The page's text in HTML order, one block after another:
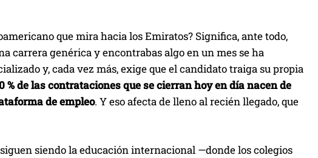
que mira hacia los Emiratos? Significa, ante todo,
carrera genérica y encontrabas algo en un mes se ha
y, cada vez más, exige que el candidato traiga su propia
de las contrataciones que se cierran hoy en día nacen de
de empleo. Y eso afecta de lleno al recién llegado, que
siendo la educación internacional —donde los colegios